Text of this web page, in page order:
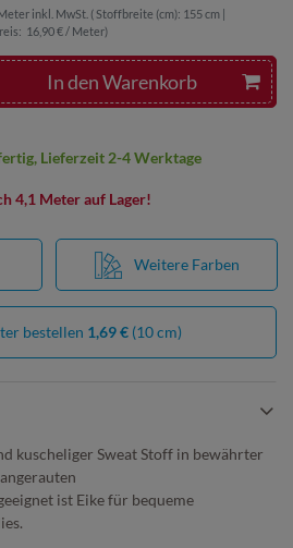
inkl. MwSt. ( Stoffbreite (cm): 155 cm |
16,90 € / Meter)
4,1 Meter auf Lager!
In den Warenkorb
Lieferzeit 2-4 Werktage
Weitere Farben
bestellen 1,69 € (10 cm)
kuscheliger Sweat Stoff in bewährter
ist Eike für bequeme